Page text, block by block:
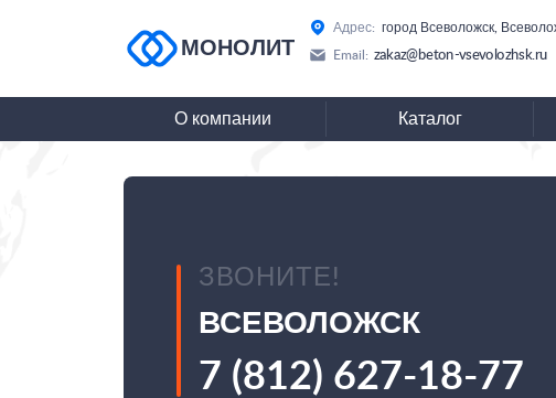
МОНОЛИТ
Адрес: город Всеволожск,
Email: zakaz@beton-vsevolozhsk.ru
О компании Каталог
ЗВОНИТЕ!
ВСЕВОЛОЖСК
7 (812) 627-18-77